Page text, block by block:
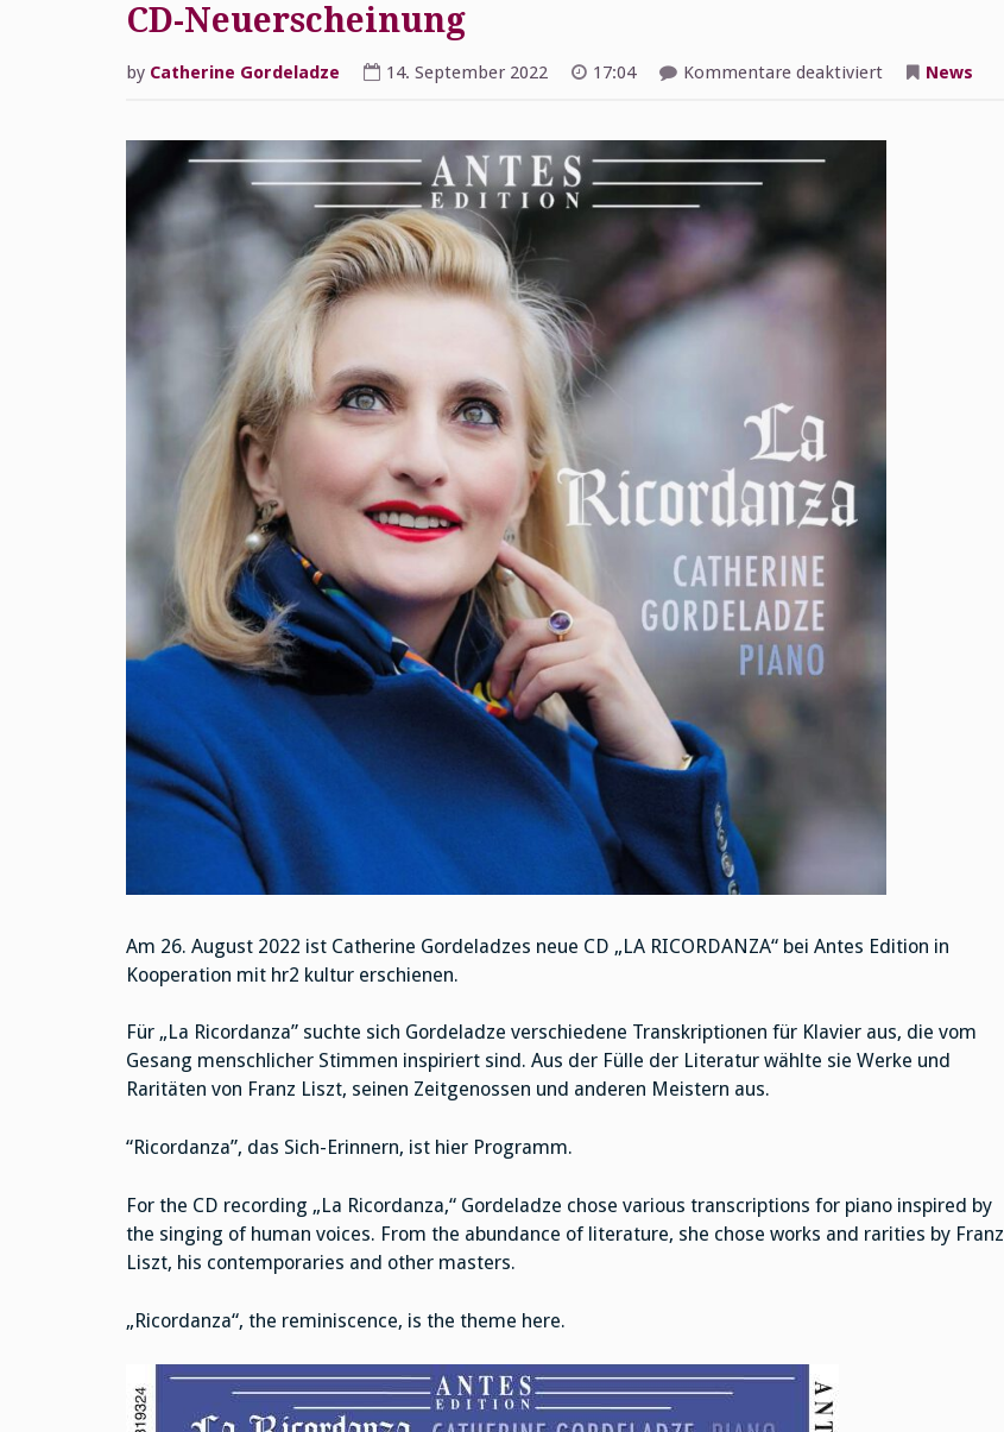
CD-Neuerscheinung
by Catherine Gordeladze 14. September 2022 17:04 Kommentare deaktiviertfür News
Am 26. August 2022 ist Catherine Gordeladzes neue CD „LA RICORDANZA“ bei Antes Edition in
Kooperation mit hr2 kultur erschienen.
Für „La Ricordanza” suchte sich Gordeladze verschiedene Transkriptionen für Klavier aus, die vom
Gesang menschlicher Stimmen inspiriert sind. Aus der Fülle der Literatur wählte sie Werke und
Raritäten von Franz Liszt, seinen Zeitgenossen und anderen Meistern aus.
“Ricordanza”, das Sich-Erinnern, ist hier Programm.
For the CD recording „La Ricordanza,“ Gordeladze chose various transcriptions for piano inspired by
the singing of human voices. From the abundance of literature, she chose works and rarities by Franz
Liszt, his contemporaries and other masters.
„Ricordanza“, the reminiscence, is the theme here.